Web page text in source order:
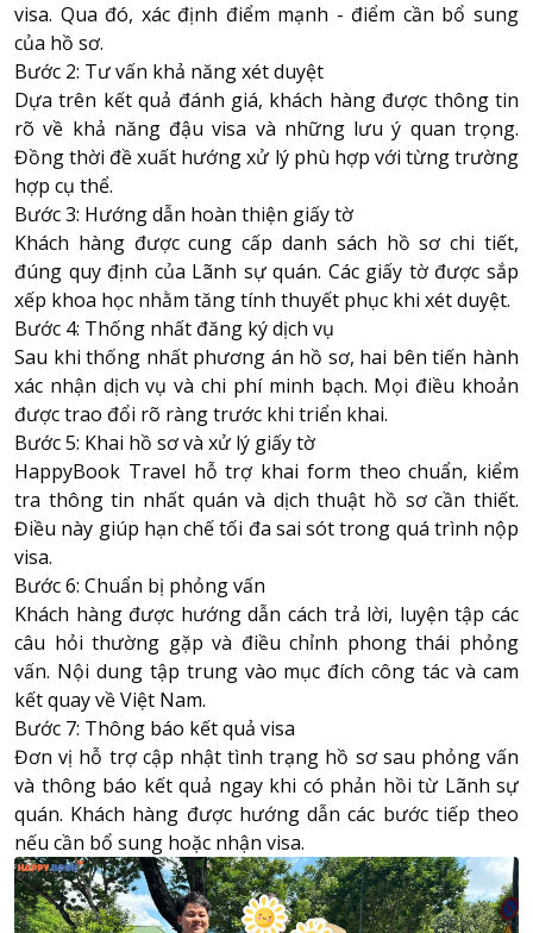
visa. Qua đó, xác định điểm mạnh - điểm cần bổ sung
của hồ sơ.
Bước 2: Tư vấn khả năng xét duyệt
Dựa trên kết quả đánh giá, khách hàng được thông tin
rõ về khả năng đậu visa và những lưu ý quan trọng.
Đồng thời đề xuất hướng xử lý phù hợp với từng trường
hợp cụ thể.
Bước 3: Hướng dẫn hoàn thiện giấy tờ
Khách hàng được cung cấp danh sách hồ sơ chi tiết,
đúng quy định của Lãnh sự quán. Các giấy tờ được sắp
xếp khoa học nhằm tăng tính thuyết phục khi xét duyệt.
Bước 4: Thống nhất đăng ký dịch vụ
Sau khi thống nhất phương án hồ sơ, hai bên tiến hành
xác nhận dịch vụ và chi phí minh bạch. Mọi điều khoản
được trao đổi rõ ràng trước khi triển khai.
Bước 5: Khai hồ sơ và xử lý giấy tờ
HappyBook Travel hỗ trợ khai form theo chuẩn, kiểm
tra thông tin nhất quán và dịch thuật hồ sơ cần thiết.
Điều này giúp hạn chế tối đa sai sót trong quá trình nộp
visa.
Bước 6: Chuẩn bị phỏng vấn
Khách hàng được hướng dẫn cách trả lời, luyện tập các
câu hỏi thường gặp và điều chỉnh phong thái phỏng
vấn. Nội dung tập trung vào mục đích công tác và cam
kết quay về Việt Nam.
Bước 7: Thông báo kết quả visa
Đơn vị hỗ trợ cập nhật tình trạng hồ sơ sau phỏng vấn
và thông báo kết quả ngay khi có phản hồi từ Lãnh sự
quán. Khách hàng được hướng dẫn các bước tiếp theo
nếu cần bổ sung hoặc nhận visa.